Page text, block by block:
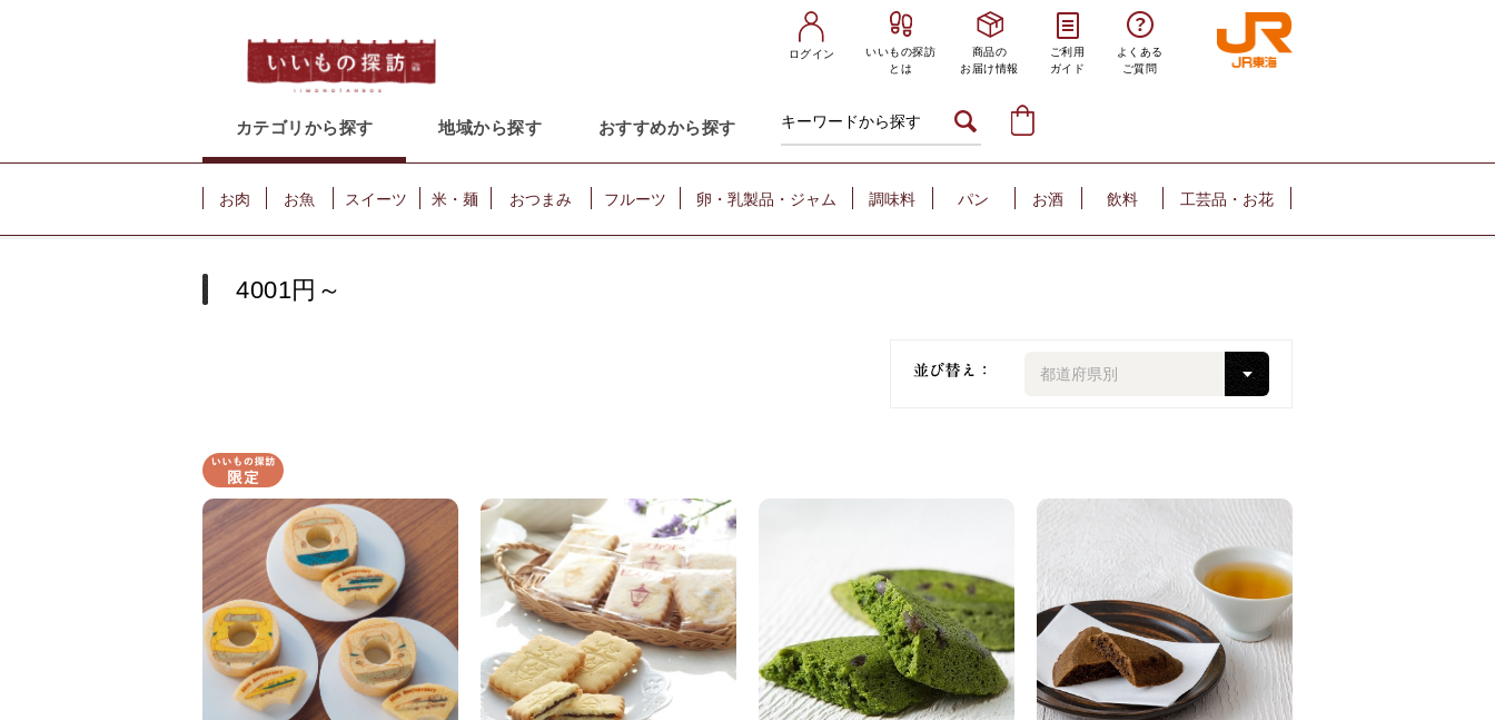
ログイン
いいもの探訪
とは
商品の
お届け情報
ご利用
ガイド
よくある
ご質問
カテゴリから探す 地域から探す おすすめから探す
お肉 お魚 スイーツ 米・麺 おつまみ フルーツ 卵・乳製品・ジャム 調味料 パン お酒 飲料 工芸品・お花
4001円～
都道府県別